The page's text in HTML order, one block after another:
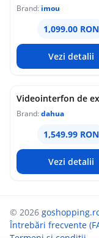
Brand: imou
1,099.00 RON
Vezi detalii
Brand:dahua
1,549.99 RON
Vezi detalii
© 2026
Întrebări frecvente